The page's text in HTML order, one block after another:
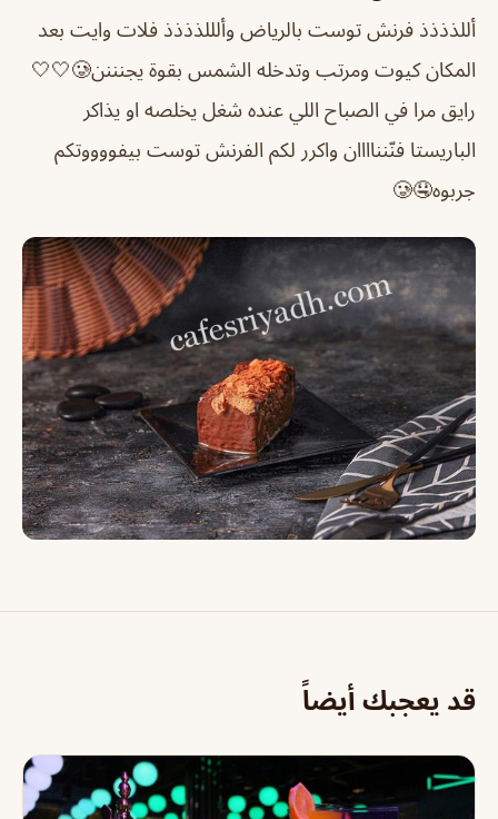
أللذذذذ فرنش توست بالرياض وألللذذذذ فلات وايت بعد
المكان كيوت ومرتب وتدخله الشمس بقوة يجنننن🥲🤍🤍
رايق مرا في الصباح اللي عنده شغل يخلصه او يذاكر
الباريستا فنّنناااان واكرر لكم الفرنش توست بيفووووتكم
جربوه🤤🥲
قد يعجبك أيضاً